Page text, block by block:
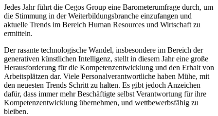
Jedes Jahr führt die Cegos Group eine Barometerumfrage durch, um
die Stimmung in der Weiterbildungsbranche einzufangen und
aktuelle Trends im Bereich Human Resources und Wirtschaft zu
ermitteln.
Der rasante technologische Wandel, insbesondere im Bereich der
generativen künstlichen Intelligenz, stellt in diesem Jahr eine große
Herausforderung für die Kompetenzentwicklung und den Erhalt von
Arbeitsplätzen dar. Viele Personalverantwortliche haben Mühe, mit
den neuesten Trends Schritt zu halten. Es gibt jedoch Anzeichen
dafür, dass immer mehr Beschäftigte selbst Verantwortung für ihre
Kompetenzentwicklung übernehmen, und wettbewerbsfähig zu
bleiben.